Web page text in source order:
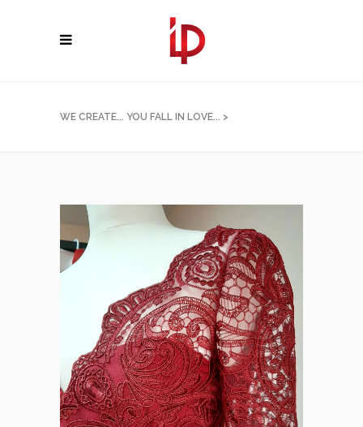
WE CREATE... YOU FALL IN LOVE... >